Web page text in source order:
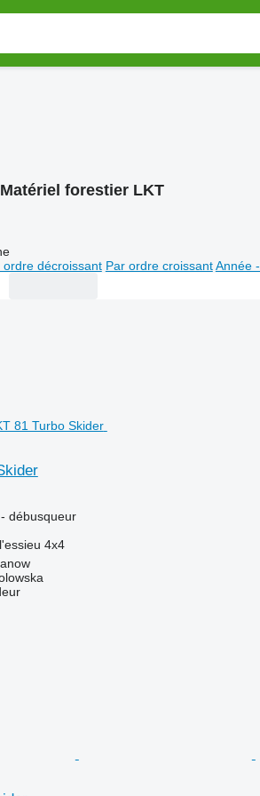
Matériel forestier LKT
ordre décroissant Par ordre croissant Année
débusqueur
4x4